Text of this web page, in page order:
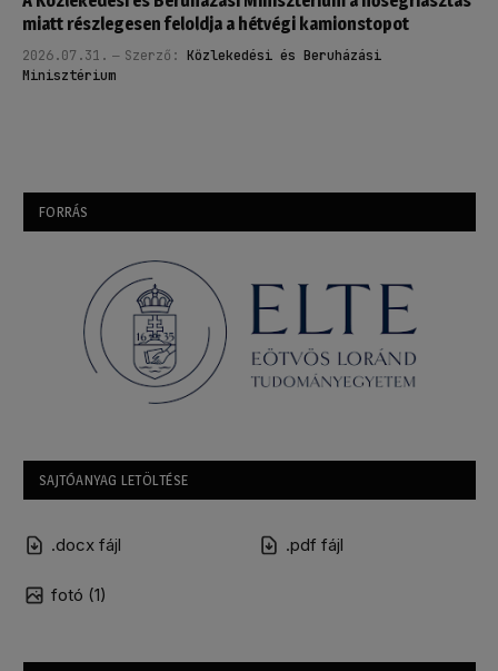
miatt részlegesen feloldja a hétvégi kamionstopot
2026.07.31. Szerző: Közlekedési és Beruházási
Minisztérium
FORRÁS
SAJTÓANYAG LETÖLTÉSE
.docx fájl .pdf fájl
fotó (1)